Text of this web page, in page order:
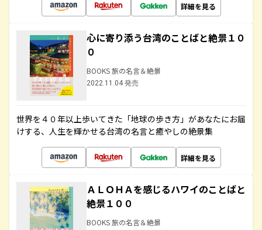
詳細を見る
心に寄り添う台湾のことばと絶景１０
０
BOOKS 旅の名言＆絶景
2022.11.04 発売
世界を４０年以上歩いてきた「地球の歩き方」があなたにお届
けする、人生を輝かせる台湾の名言と癒やしの絶景集
詳細を見る
ＡＬＯＨＡを感じるハワイのことばと
絶景１００
BOOKS 旅の名言＆絶景